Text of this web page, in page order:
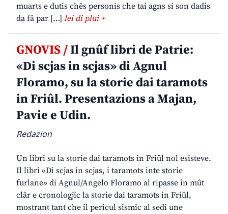
muarts e dutis chês personis che tai agns si son dadis
da fâ par […] lei di plui +
GNOVIS /Il gnûf libri de Patrie:
«Di scjas in scjas» di Agnul
Floramo, su la storie dai taramots
in Friûl. Presentazions a Majan,
Pavie e Udin.
Redazion
Un libri su la storie dai taramots in Friûl nol esisteve.
Il libri «Di scjas in scjas, i taramots inte storie
furlane» di Agnul/Angelo Floramo al ripasse in mût
clâr e cronologjic la storie dai taramots in Friûl,
mostrant tant che il pericul sismic al sedi une